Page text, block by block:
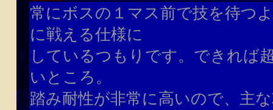
常にボスの１マス前で技を待つ
に戦える仕様に
しているつもりです。できれば
いところ。
踏み耐性が非常に高いので、主